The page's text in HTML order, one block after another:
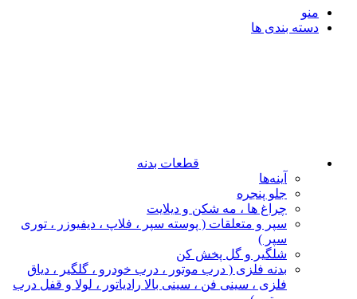
منو
دسته بندی ها
قطعات بدنه
آینه‌ها
جلو پنجره
چراغ‌ ها ، مه‌ شکن و دیلایت
سپر و متعلقات ( پوسته سپر ، فلاپ ، دیفیوزر ، توری
سپر )
شلگیر و گل‌ پخش‌ کن
بدنه فلزی ( درب موتور ، درب خودرو ، گلگیر ، دیاق
فلزی ، سینی فن ، سینی بالا رادیاتور ، لولا و قفل درب